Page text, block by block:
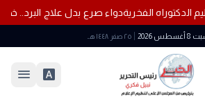
الدكتوراه الفخريةدواء صرع بدل علاج البرد..
2026 ٢٥ صفر ١٤٤٨ هـ
font_download
menu